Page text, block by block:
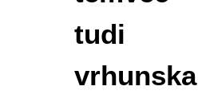
tudi
vrhunska